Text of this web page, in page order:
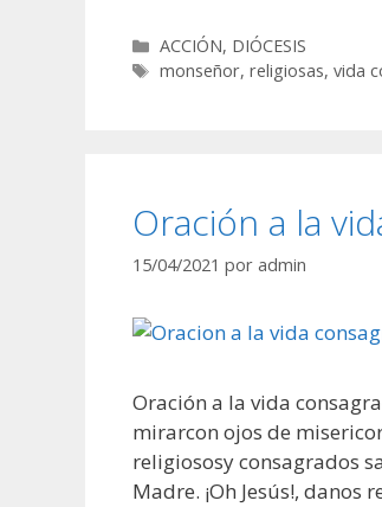
Categorías
ACCIÓN, DIÓCESIS
Etiquetas
monseñor,religiosas,vida
Oración a la
15/04/2021 por admin
Oración a la vida
mirarcon ojos de
religiososy consagrados
Madre. ¡Oh Jesús!,